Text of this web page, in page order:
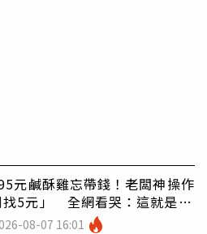
元鹹酥雞忘帶錢！老闆神操作
找5元」 全網看哭：這就是台
08-07 16:01